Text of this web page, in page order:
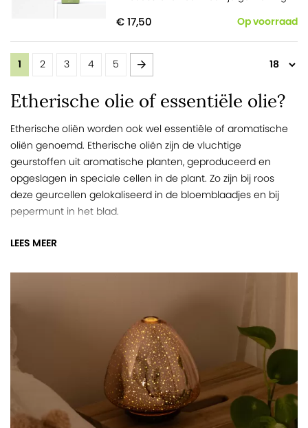
€ 17,50 Op voorraad
Pagina
U lees momenteel pagina
1 Pagina
2 Pagina
3 Pagina
4 Pagina
5
Etherische olie of essentiële olie?
Etherische oliën worden ook wel essentiële of aromatische
oliën genoemd. Etherische oliën zijn de vluchtige
geurstoffen uit aromatische planten, geproduceerd en
opgeslagen in speciale cellen in de plant. Zo zijn bij roos
deze geurcellen gelokaliseerd in de bloemblaadjes en bij
pepermunt in het blad.
De vluchtige olie wordt uit deze geurige en heilzame planten
persing of CO2 extractie wordt als techniek gebruikt. Het
in de vorm van etherische olie op ons worden
Aromatherapie
Aromatherapie vormt het fundament en hart van Chi. Het
LEES MEER